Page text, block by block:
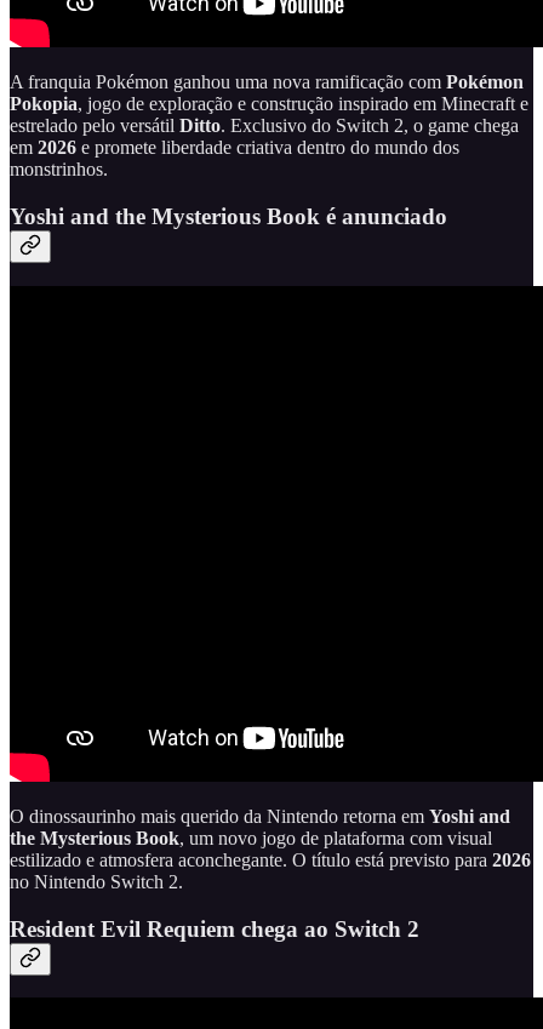
A franquia Pokémon ganhou uma nova ramificação com Pokémon
Pokopia, jogo de exploração e construção inspirado em Minecraft e
estrelado pelo versátil Ditto. Exclusivo do Switch 2, o game chega
em 2026 e promete liberdade criativa dentro do mundo dos
monstrinhos.
Yoshi and the Mysterious Book é anunciado
O dinossaurinho mais querido da Nintendo retorna em Yoshi and
the Mysterious Book, um novo jogo de plataforma com visual
estilizado e atmosfera aconchegante. O título está previsto para 2026
no Nintendo Switch 2.
Resident Evil Requiem chega ao Switch 2